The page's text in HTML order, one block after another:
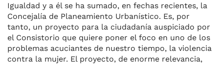
Igualdad y a él se ha sumado, en fechas recientes, la
Concejalía de Planeamiento Urbanístico. Es, por
tanto, un proyecto para la ciudadanía auspiciado por
el Consistorio que quiere poner el foco en uno de los
problemas acuciantes de nuestro tiempo, la violencia
contra la mujer. El proyecto, de enorme relevancia,